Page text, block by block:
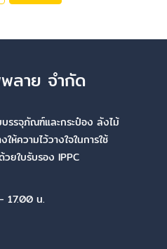
ลาย จำกัด
รรจุภัณฑ์และกระป๋อง ลังไม้
ห้ความไว้วางใจในการใช้
ยใบรับรอง IPPC
17.00 น.